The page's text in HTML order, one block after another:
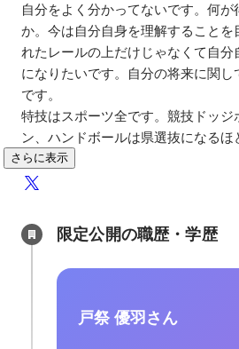
自分をよく分かってないです。何
か。今は自分自身を理解すること
れたレールの上だけじゃなくて自
になりたいです。自分の将来に関
です。
特技はスポーツ全です。競技ドッジ
ン、ハンドボールは県選抜になるほ
さらに表示
限定公開の職歴・学歴
戸祭 優羽さん